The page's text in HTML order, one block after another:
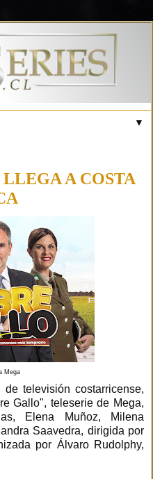
▼
A COSTA
Mega
televisión costarricense,
Gallo", teleserie de Mega,
Elena Muñoz, Milena
Saavedra, dirigida por
por Álvaro Rudolphy,